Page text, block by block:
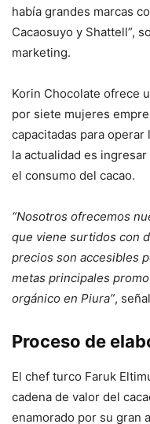
había grandes marcas
Cacaosuyo y Shattell”,
marketing.
Korin Chocolate ofrece
por siete mujeres
capacitadas para operar
la actualidad es
el consumo del cacao.
“Nosotros ofrecemos
que viene surtidos con
precios son accesibles
metas principales
orgánico en Piura”,
Proceso de
El chef turco Faruk
cadena de valor del
enamorado por su gran